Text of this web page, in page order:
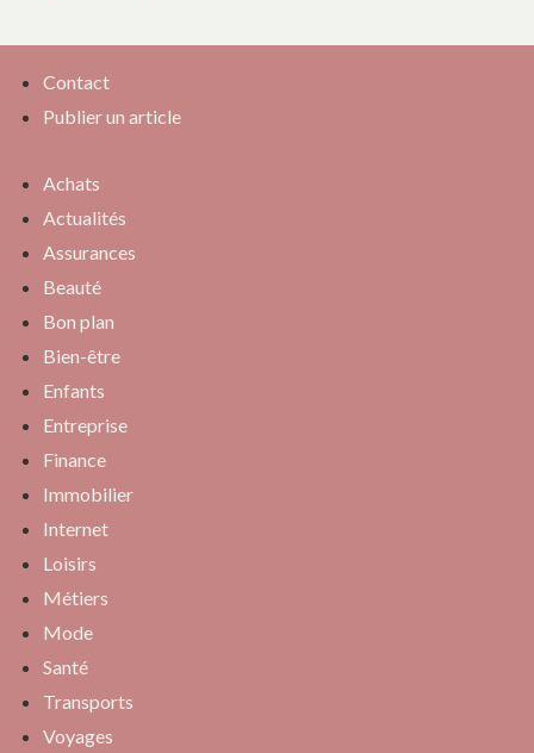
Contact
Publier un article
Achats
Actualités
Assurances
Beauté
Bon plan
Bien-être
Enfants
Entreprise
Finance
Immobilier
Internet
Loisirs
Métiers
Mode
Santé
Transports
Voyages